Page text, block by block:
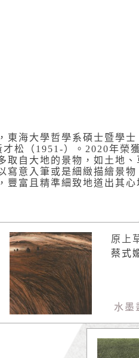
東海大學哲學系碩士暨學
松（1951-）。2020年榮
取自大地的景物，如土地
寫意入筆或是細緻描繪景
富且精準細致地道出其心
原上
蔡式
水墨